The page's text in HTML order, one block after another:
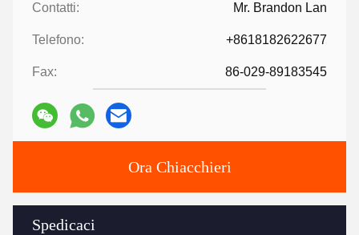
Contatti: Mr. Brandon Lan
Telefono: +8618182622677
Fax: 86-029-89183545
Ora Chiacchieri
Spedicaci